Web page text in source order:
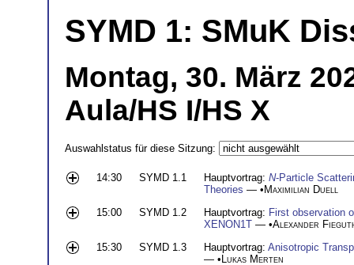
SYMD 1: SMuK
Montag, 30. März
Aula/HS I/HS X
Auswahlstatus für diese Sitzung:
14:30 SYMD 1.1 Hauptvortrag: N-Particle
Theories — • Maximilian Duell
15:00
SYMD 1.2 Hauptvortrag: First observation
XENON1T — •Alexander
15:30
SYMD 1.3 Hauptvortrag: Anisotropic
— • Lukas Merten